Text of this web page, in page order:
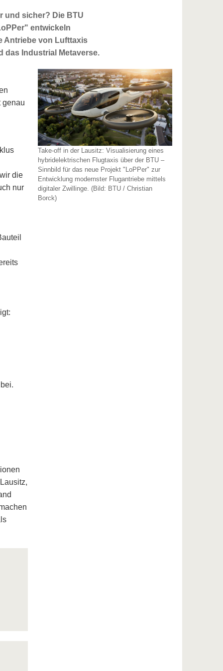
und sicher? Die BTU
entwickeln
Antriebe von Lufttaxis
das Industrial Metaverse.
genau
die
nur
Take-off in der Lausitz: Visualisierung eines
hybridelektrischen Flugtaxis über der BTU –
Sinnbild für das neue Projekt "LoPPer" zur
Entwicklung modernster Flugantriebe mittels
digitaler Zwillinge. (Bild: BTU / Christian
Borck)